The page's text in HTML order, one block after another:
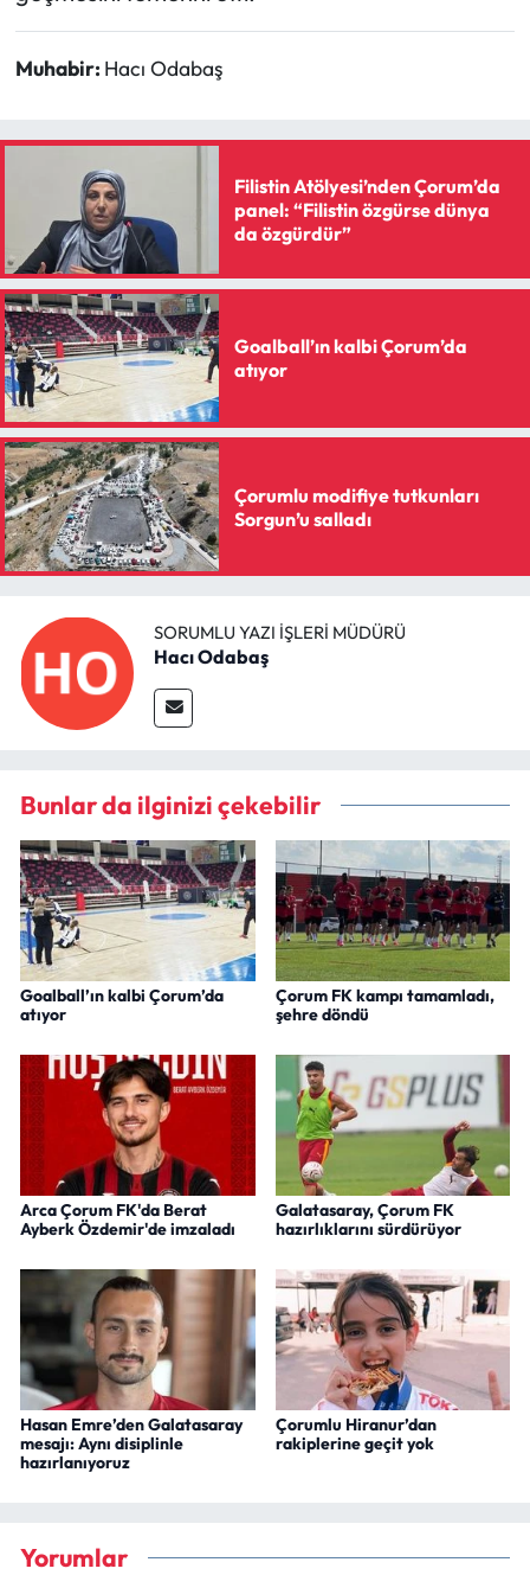
Muhabir: Hacı Odabaş
Filistin Atölyesi’nden Çorum’da
panel: “Filistin özgürse dünya
da özgürdür”
Goalball’ın kalbi Çorum’da
atıyor
Çorumlu modifiye tutkunları
Sorgun’u salladı
SORUMLU YAZI İŞLERI MÜDÜRÜ
Hacı Odabaş
Bunlar da ilginizi çekebilir
Goalball’ın kalbi Çorum’da
atıyor
Çorum FK kampı tamamladı,
şehre döndü
Arca Çorum FK'da Berat
Ayberk Özdemir'de imzaladı
Galatasaray, Çorum FK
hazırlıklarını sürdürüyor
Hasan Emre’den Galatasaray
mesajı: Aynı disiplinle
hazırlanıyoruz
Çorumlu Hiranur’dan
rakiplerine geçit yok
Yorumlar